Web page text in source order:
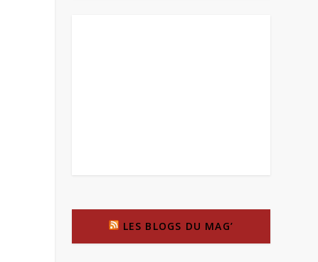
LES BLOGS DU MAG’